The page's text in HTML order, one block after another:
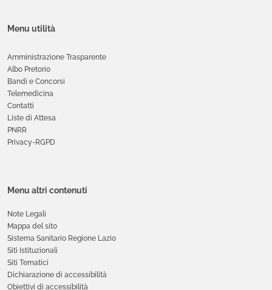
Menu utilità
Amministrazione Trasparente
Albo Pretorio
Bandi e Concorsi
Telemedicina
Contatti
Liste di Attesa
PNRR
Privacy-RGPD
Menu altri contenuti
Note Legali
Mappa del sito
Sistema Sanitario Regione Lazio
Siti Istituzionali
Siti Tematici
Dichiarazione di accessibilità
Obiettivi di accessibilità